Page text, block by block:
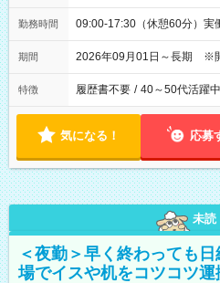
勤務時間 09:00-17:30（休憩60分）実
期間 2026年09月01日～長期 ※
特徴 履歴書不要 / 40～50代活躍中
気になる！ 応募
未読
＜夜勤＞早く終わっても
場でイスや机をコツコツ運